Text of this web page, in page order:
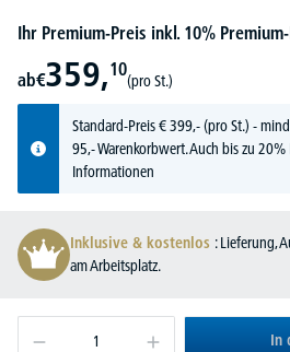
Ihr Premium-Preis inkl. 10%
ab€359,10
(pro St.)
Standard-Preis€399,-(pro St.) -
95,- Warenkorbwert. Auch bis zu
Informationen
Inklusive & kostenlos : Lieferung,
am Arbeitsplatz.
In